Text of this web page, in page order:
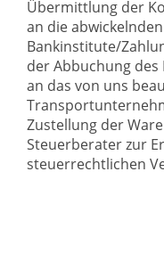
Übermittlung der
an die abwickelnden
Bankinstitute/
der Abbuchung des
an das von uns
Zustellung der
Steuerberater zur
steuerrechtlichen